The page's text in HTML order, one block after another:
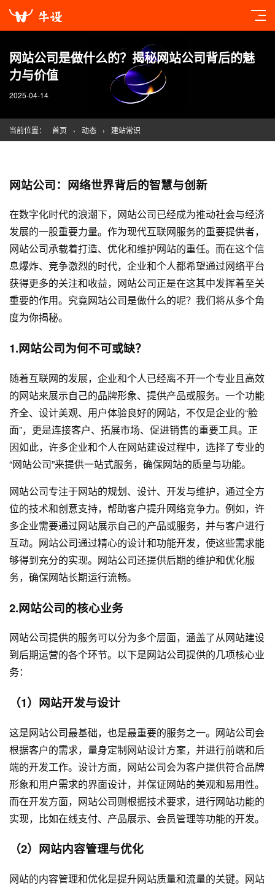
网站公司是做什么的？揭秘网站公司背后的魅
力与价值
2025-04-14
当前位置： 首页 › 动态 › 建站常识
网站公司：网络世界背后的智慧与创新
在数字化时代的浪潮下，网站公司已经成为推动社会与经济
发展的一股重要力量。作为现代互联网服务的重要提供者，
网站公司承载着打造、优化和维护网站的重任。而在这个信
息爆炸、竞争激烈的时代，企业和个人都希望通过网络平台
获得更多的关注和收益，网站公司正是在这其中发挥着至关
重要的作用。究竟网站公司是做什么的呢？我们将从多个角
度为你揭秘。
1.网站公司为何不可或缺？
随着互联网的发展，企业和个人已经离不开一个专业且高效
的网站来展示自己的品牌形象、提供产品或服务。一个功能
齐全、设计美观、用户体验良好的网站，不仅是企业的“脸
面”，更是连接客户、拓展市场、促进销售的重要工具。正
因如此，许多企业和个人在网站建设过程中，选择了专业的
“网站公司”来提供一站式服务，确保网站的质量与功能。
网站公司专注于网站的规划、设计、开发与维护，通过全方
位的技术和创意支持，帮助客户提升网络竞争力。例如，许
多企业需要通过网站展示自己的产品或服务，并与客户进行
互动。网站公司通过精心的设计和功能开发，使这些需求能
够得到充分的实现。网站公司还提供后期的维护和优化服
务，确保网站长期运行流畅。
2.网站公司的核心业务
网站公司提供的服务可以分为多个层面，涵盖了从网站建设
到后期运营的各个环节。以下是网站公司提供的几项核心业
务：
（1） 网站开发与设计
这是网站公司最基础，也是最重要的服务之一。网站公司会
根据客户的需求，量身定制网站设计方案，并进行前端和后
端的开发工作。设计方面，网站公司会为客户提供符合品牌
形象和用户需求的界面设计，并保证网站的美观和易用性。
而在开发方面，网站公司则根据技术要求，进行网站功能的
实现，比如在线支付、产品展示、会员管理等功能的开发。
（2）网站内容管理与优化
网站的内容管理和优化是提升网站质量和流量的关键。网站